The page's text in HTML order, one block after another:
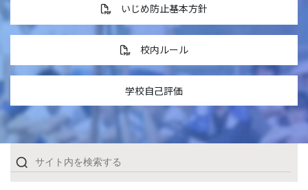
いじめ防止基本方針
校内ルール
学校自己評価